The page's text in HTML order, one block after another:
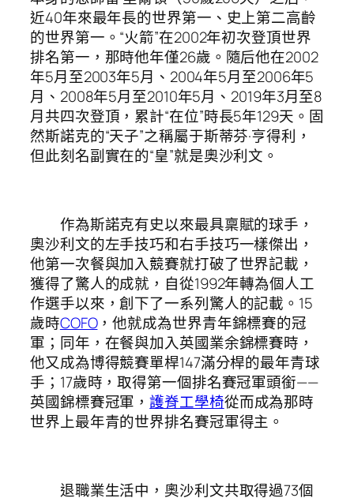
近40年來最年長的世界第一、史上第二高齡
的世界第一。“火箭”在2002年初次登頂世界
排名第一，那時他年僅26歲。隨后他在2002
年5月至2003年5月、2004年5月至2006年5
月、2008年5月至2010年5月、2019年3月至8
月共四次登頂，累計“在位”時長5年129天。固
然斯諾克的“天子”之稱屬于斯蒂芬·亨得利，
但此刻名副實在的“皇”就是奧沙利文。
作為斯諾克有史以來最具稟賦的球手，
奧沙利文的左手技巧和右手技巧一樣傑出，
他第一次餐與加入競賽就打破了世界記載，
獲得了驚人的成就，自從1992年轉為個人工
作選手以來，創下了一系列驚人的記載。15
歲時COFO，他就成為世界青年錦標賽的冠
軍；同年，在餐與加入英國業余錦標賽時，
他又成為博得競賽單桿147滿分桿的最年青球
手；17歲時，取得第一個排名賽冠軍頭銜——
英國錦標賽冠軍，護脊工學椅從而成為那時
世界上最年青的世界排名賽冠軍得主。
退職業生活中，奧沙利文共取得過73個